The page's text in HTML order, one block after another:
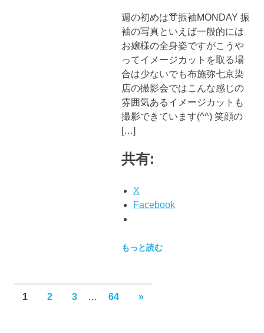
週の初めは👘振袖MONDAY 振
袖の写真といえば一般的には
お嬢様の全身姿ですがこうや
ってイメージカットを取る場
合は少ないでも布施弥七京染
店の撮影会ではこんな感じの
雰囲気あるイメージカットも
撮影できています(^^) 笑顔の
[…]
共有:
X
Facebook
もっと読む
投
1 2 3 … 64
次
»